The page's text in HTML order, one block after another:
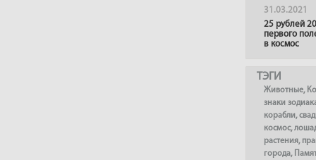
31.03.2021
25 рублей
первого
в космос
ТЭГИ
Животные,
знаки
корабли,
космос,
растения,
города,